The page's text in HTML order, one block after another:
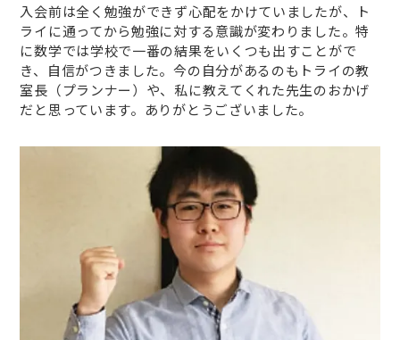
入会前は全く勉強ができず心配をかけていましたが、ト
ライに通ってから勉強に対する意識が変わりました。特
に数学では学校で一番の結果をいくつも出すことがで
き、自信がつきました。今の自分があるのもトライの教
室長（プランナー）や、私に教えてくれた先生のおかげ
だと思っています。ありがとうございました。